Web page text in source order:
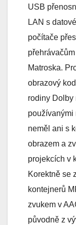
USB
LAN s
počítače
Matroska.
obrazový
rodiny Dolby
používanými
neměl ani s
obrazem a
projekcích v
Korektně se
kontejnerů
zvukem v
původně z